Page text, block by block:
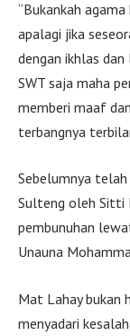
“Bukankah
apalagi jika
dengan ikhlas
SWT saja maha
memberi maaf
terbangnya
Sebelumnya
Sulteng oleh Sitti
pembunuhan
Unauna
Mat Lahay bukan
menyadari